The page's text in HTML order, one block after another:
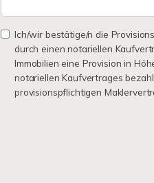
Ich/wir bestätige/n die
durch einen notariellen
Immobilien eine Provision in
notariellen Kaufvertrages
provisionspflichtigen